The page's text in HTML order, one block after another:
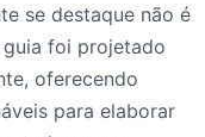
se destaque não é
foi projetado
oferecendo
para elaborar